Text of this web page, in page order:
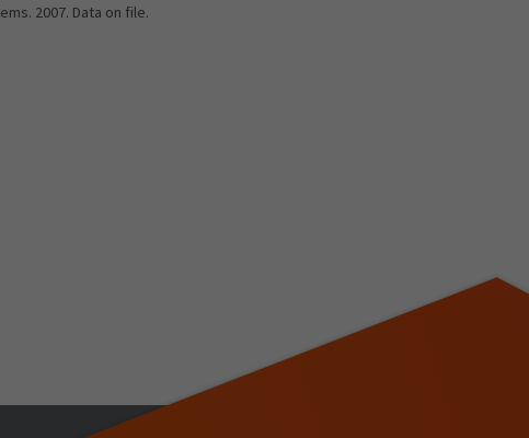
2007. Data on file.